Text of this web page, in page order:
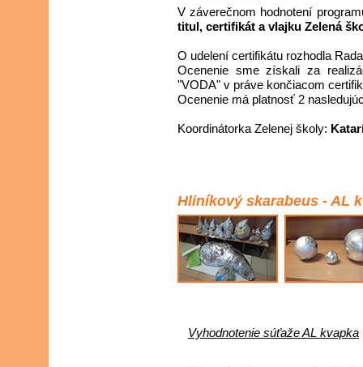
V záverečnom hodnotení
titul, certifikát a vlajku Zelená
O udelení certifikátu rozhodla
Ocenenie sme získali za
"VODA" v práve končiacom
Ocenenie má platnosť 2
Koordinátorka Zelenej školy:
Hliníkový skarabeus - AL
Vyhodnotenie súťaže AL kvapka